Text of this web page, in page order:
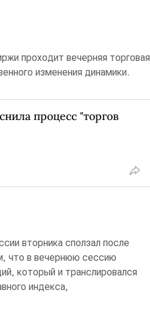
проходит вечерняя торговая
изменения динамики.
процесс "торгов
вторника сползал после
что в вечернюю сессию
который и транслировался
индекса,